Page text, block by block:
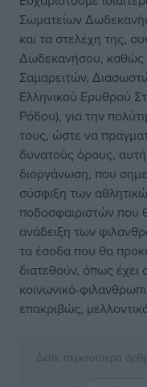
Σωματείων
και τα στελέχη της,
Δωδεκανήσου, καθώς
Σαμαρειτών,
Ελληνικού Ερυθρού
Ρόδου), για την
τους, ώστε να
δυνατούς όρους,
διοργάνωση, που
σύσφιξη των
ποδοσφαιριστών που
ανάδειξη των
τα έσοδα που θα
διατεθούν, όπως έχει
κοινωνικό-
επακριβώς,
Δείτε περισσότερα